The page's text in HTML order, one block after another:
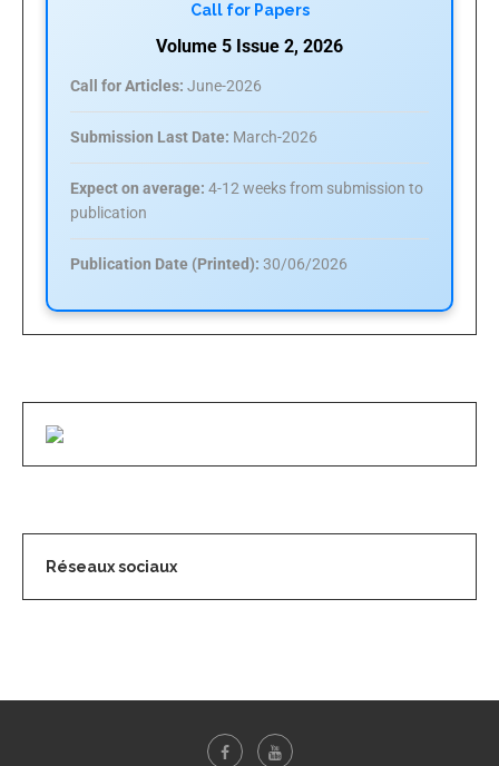
Call for Papers
Volume 5 Issue 2, 2026
Call for Articles: June-2026
Submission Last Date: March-2026
Expect on average: 4-12 weeks from submission to
publication
Publication Date (Printed): 30/06/2026
Réseaux sociaux